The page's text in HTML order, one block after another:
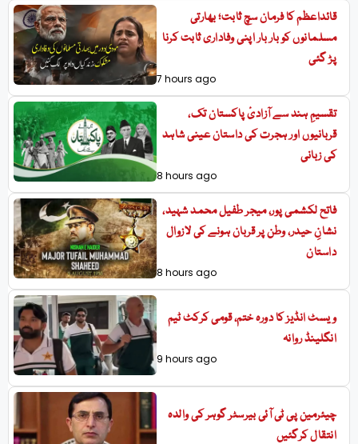
قائداعظم کا فرمان سچ ثابت؛ بھارتی
مسلمانوں کو بار بار اپنی وفاداری ثابت کرنا
پڑ گئی
7 hours ago
تقسیمِ ہند سے آزادیٔ پاکستان تک،
قربانیوں اور ہجرت کی داستان عینی شاہد
کی زبانی
8 hours ago
فاتح لکشمی پور، میجر طفیل محمد شہید،
نشانِ حیدر، وطن پر قربان ہونے کی لازوال
داستان
8 hours ago
ویسٹ انڈیز کا دورہ ختم، قومی کرکٹ ٹیم
انگلینڈ روانہ
9 hours ago
چیئرمین پی ٹی آئی بیرسٹر گوہر کی والدہ
انتقال کرگئیں